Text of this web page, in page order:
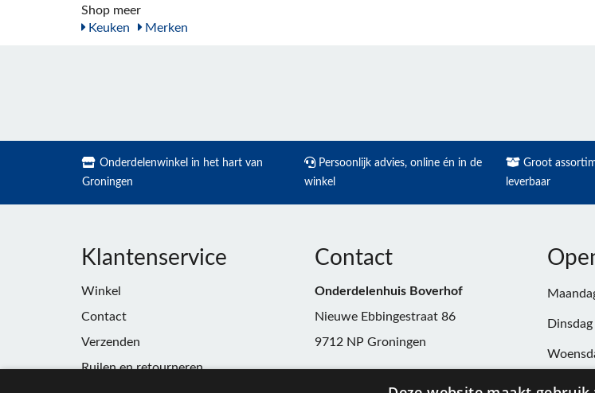
Shop meer
Keuken
Merken
Onderdelenwinkel in het hart van
Groningen
Persoonlijk advies, online én in de
winkel
Groot
leverbaar
Klantenservice
Winkel
Contact
Verzenden
Ruilen en retourneren
Contact
Onderdelenhuis Boverhof
Nieuwe Ebbingestraat 86
9712 NP Groningen
Dinsdag